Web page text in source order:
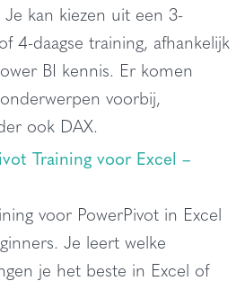
Je kan kiezen uit een 3-
4-daagse training, afhankelijk
BI kennis. Er komen
voorbij,
ook DAX.
Training voor Excel –
voor PowerPivot in Excel
Je leert welke
je het beste in Excel of